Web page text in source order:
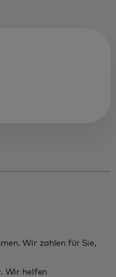
Wir zahlen für Sie,
Wir helfen